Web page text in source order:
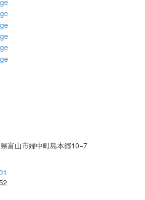
富山市婦中町島本郷10−7